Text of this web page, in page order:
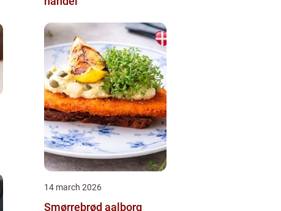
14 march 2026
Smørrebrød aalborg